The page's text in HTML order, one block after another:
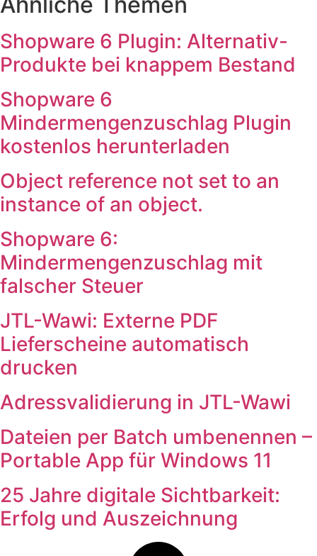
Shopware 6 Plugin: Alternativ-
Produkte bei knappem Bestand
Shopware 6
Mindermengenzuschlag Plugin
kostenlos herunterladen
Object reference not set to an
instance of an object.
Shopware 6:
Mindermengenzuschlag mit
falscher Steuer
JTL-Wawi: Externe PDF
Lieferscheine automatisch
drucken
Adressvalidierung in JTL-Wawi
Dateien per Batch umbenennen –
Portable App für Windows 11
25 Jahre digitale Sichtbarkeit:
Erfolg und Auszeichnung